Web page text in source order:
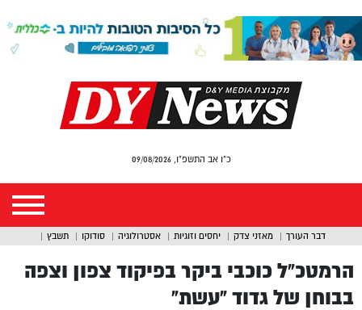
כ"ו אב התשפ"ו, 09/08/2026
דבר העורך מאזני צדק יחסים וזוגיות אסטרולוגיה סודוקו תשבץ
הרמטכ”ל כוכבי ביקר בפיקוד צפון וצפה
בבוחן של גדוד “עשת”